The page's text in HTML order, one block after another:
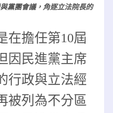
黨團會議，角逐立法院長的
在擔任第10屆
因民進黨主席
行政與立法經
被列為不分區